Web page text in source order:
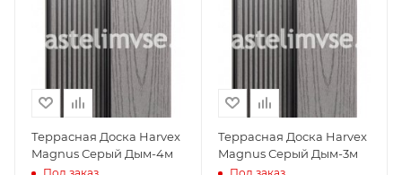
Террасная Доска Harvex
Magnus Серый Дым-4м
Террасная Доска Harvex
Magnus Серый Дым-3м